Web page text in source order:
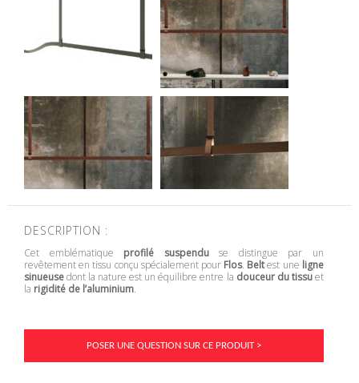
DESCRIPTION :
Cet emblématique profilé suspenduse distingue par un
revêtement en tissu conçu spécialement pour Flos. Beltest une ligne
sinueusedont la nature est un équilibre entre la douceur du tissuet
la rigidité de l’aluminium.
POSER UNE QUESTION SUR CE PRODUIT >